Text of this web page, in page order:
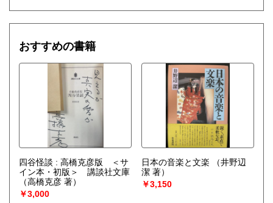
おすすめの書籍
四谷怪談 : 高橋克彦版 ＜サ
イン本・初版＞ 講談社文庫
（高橋克彦 著）
￥3,000
日本の音楽と文楽
（井野辺
潔 著）
￥3,150